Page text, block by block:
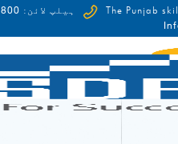
The Punjab ہیلپ لائن:
FCDO